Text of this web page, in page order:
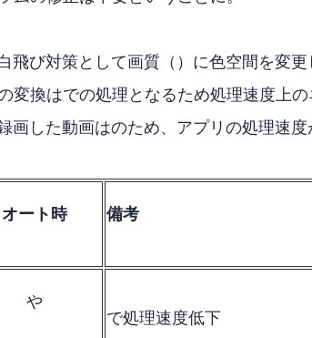
、白飛び対策としてSDR画質（BT709）に色空
換はCPUでの処理となるため処理速度上
も録画した動画はBT709のため、アプリの処理
オートHDR時 備考
BT2020や
HDRで処理速度低下